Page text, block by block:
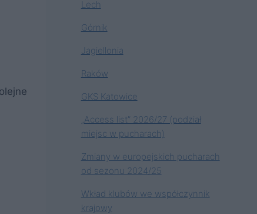
Lech
Górnik
Jagiellonia
Raków
GKS Katowice
„Access list” 2026/27 (podział
miejsc w pucharach)
Zmiany w europejskich pucharach
od sezonu 2024/25
Wkład klubów we współczynnik
krajowy